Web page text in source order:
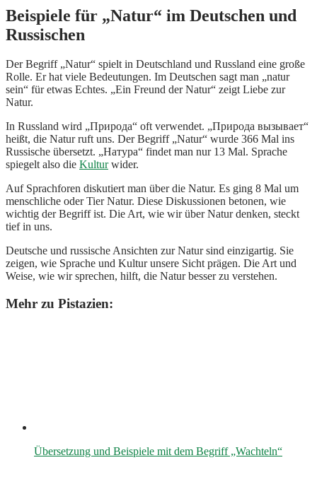
Beispiele für „Natur“ im Deutschen und
Russischen
Der Begriff „Natur“ spielt in Deutschland und Russland eine große
Rolle. Er hat viele Bedeutungen. Im Deutschen sagt man „natur
sein“ für etwas Echtes. „Ein Freund der Natur“ zeigt Liebe zur
Natur.
In Russland wird „Природа“ oft verwendet. „Природа вызывает“
heißt, die Natur ruft uns. Der Begriff „Natur“ wurde 366 Mal ins
Russische übersetzt. „Натура“ findet man nur 13 Mal. Sprache
spiegelt also die Kulturwider.
Auf Sprachforen diskutiert man über die Natur. Es ging 8 Mal um
menschliche oder Tier Natur. Diese Diskussionen betonen, wie
wichtig der Begriff ist. Die Art, wie wir über Natur denken, steckt
tief in uns.
Deutsche und russische Ansichten zur Natur sind einzigartig. Sie
zeigen, wie Sprache und Kultur unsere Sicht prägen. Die Art und
Weise, wie wir sprechen, hilft, die Natur besser zu verstehen.
Mehr zu Pistazien:
Übersetzung und Beispiele mit dem Begriff „Wachteln“